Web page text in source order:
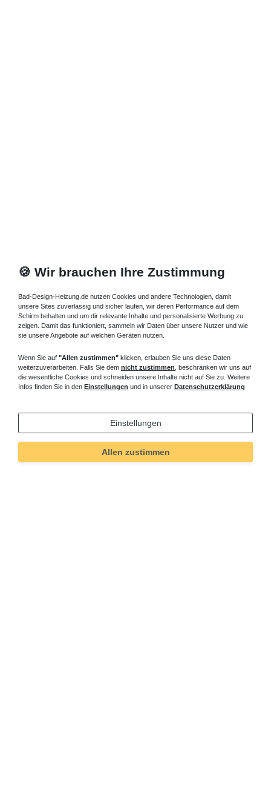
🍪 Wir brauchen Ihre Zustimmung
Bad-Design-Heizung.de nutzen Cookies und andere Technologien, damit
unsere Sites zuverlässig und sicher laufen, wir deren Performance auf dem
Schirm behalten und um dir relevante Inhalte und personalisierte Werbung zu
zeigen. Damit das funktioniert, sammeln wir Daten über unsere Nutzer und wie
sie unsere Angebote auf welchen Geräten nutzen.
Wenn Sie auf "Allen zustimmen" klicken, erlauben Sie uns diese Daten
weiterzuverarbeiten. Falls Sie dem nicht zustimmen , beschränken wir uns auf
die wesentliche Cookies und schneiden unsere Inhalte nicht auf Sie zu. Weitere
Infos finden Sie in den Einstellungen und in unserer Datenschutzerklärung
Einstellungen
Allen zustimmen